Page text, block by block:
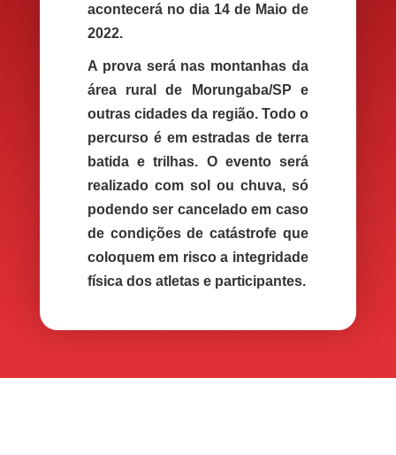
acontecerá no dia 14 de Maio de
2022.
A prova será nas montanhas da
área rural de Morungaba/SP e
outras cidades da região. Todo o
percurso é em estradas de terra
batida e trilhas. O evento será
realizado com sol ou chuva, só
podendo ser cancelado em caso
de condições de catástrofe que
coloquem em risco a integridade
física dos atletas e participantes.